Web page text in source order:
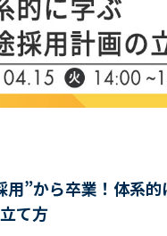
用”から卒業！体系的
て方